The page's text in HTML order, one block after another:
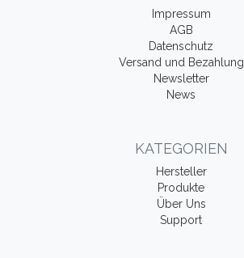
Impressum
AGB
Datenschutz
Versand und Bezahlung
Newsletter
News
KATEGORIEN
Hersteller
Produkte
Über Uns
Support